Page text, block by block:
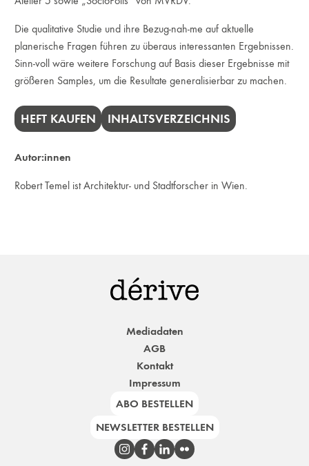
Die qualitative Studie und ihre Bezug-nah-me auf aktuelle
planerische Fragen führen zu überaus interessanten Ergebnissen.
Sinn-voll wäre weitere Forschung auf Basis dieser Ergebnisse mit
größeren Samples, um die Resultate generalisierbar zu machen.
HEFT KAUFEN INHALTSVERZEICHNIS
Autor:innen
Robert Temel ist Architektur- und Stadtforscher in Wien.
Mediadaten
AGB
Kontakt
Impressum
ABO BESTELLEN
NEWSLETTER BESTELLEN